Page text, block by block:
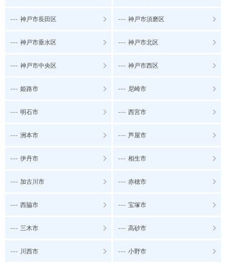
--- 神戸市長田区 --- 神戸市須磨区
--- 神戸市垂水区 --- 神戸市北区
--- 神戸市中央区 --- 神戸市西区
--- 姫路市 --- 尼崎市
--- 明石市 --- 西宮市
--- 洲本市 --- 芦屋市
--- 伊丹市 --- 相生市
--- 加古川市 --- 赤穂市
--- 西脇市 --- 宝塚市
--- 三木市 --- 高砂市
--- 川西市 --- 小野市